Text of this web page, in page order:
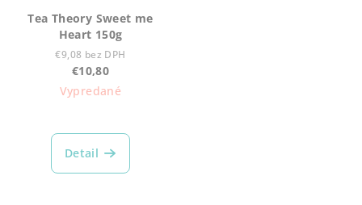
Tea Theory Sweet me
Heart 150g
€9,08 bez DPH
€10,80
Vypredané
Detail